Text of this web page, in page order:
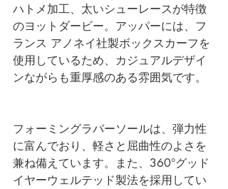
ハトメ加工、太いシューレースが特徴
のヨットダービー。アッパーには、フ
ランス アノネイ社製ボックスカーフを
使用しているため、カジュアルデザイ
ンながらも重厚感のある雰囲気です。
フォーミングラバーソールは、弾力性
に富んでおり、軽さと屈曲性のよさを
兼ね備えています。また、360°グッド
イヤーウェルテッド製法を採用してい